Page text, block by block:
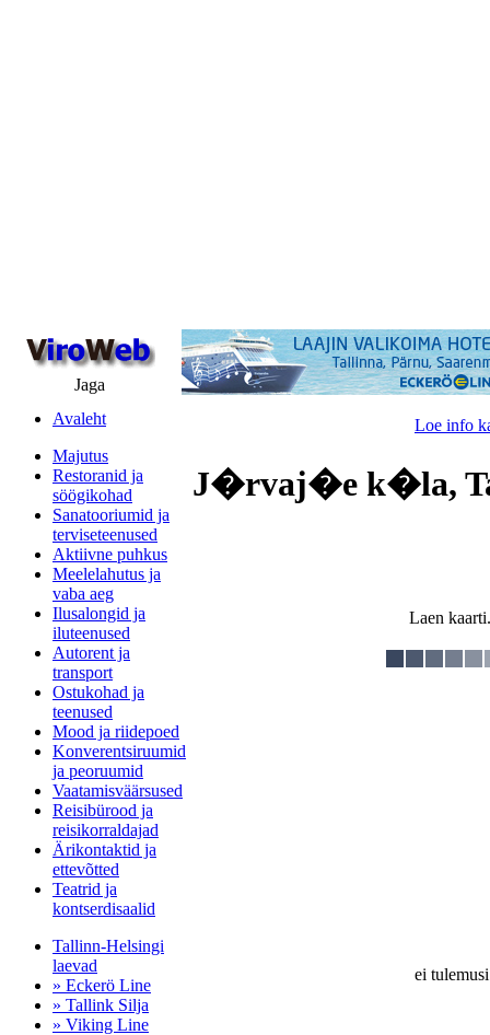
Jaga
Avaleht
Majutus
Restoranid ja
söögikohad
Sanatooriumid ja
terviseteenused
Aktiivne puhkus
Meelelahutus ja
vaba aeg
Ilusalongid ja
iluteenused
Autorent ja
transport
Ostukohad ja
teenused
Mood ja riidepoed
Konverentsiruumid
ja peoruumid
Vaatamisväärsused
Reisibürood ja
reisikorraldajad
Ärikontaktid ja
ettevõtted
Teatrid ja
kontserdisaalid
Tallinn-Helsingi
laevad
» Eckerö Line
» Tallink Silja
» Viking Line
Loe info
J�rvaj�e k�la,
Laen
ei